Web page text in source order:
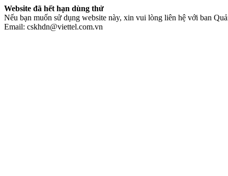
Website đã hết hạn dùng thử
Nếu bạn muốn sử dụng website này, xin vui lòng liên hệ với ban
Email: cskhdn@viettel.com.vn